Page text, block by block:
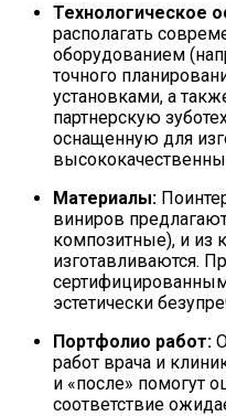
Технологическое
располагать
оборудованием
точного
установками, а
партнерскую
оснащенную для
Материалы:
виниров
композитные), и из
изготавливаются.
эстетически
Портфолио работ:
работ врача и
и «после» помогут
соответствие